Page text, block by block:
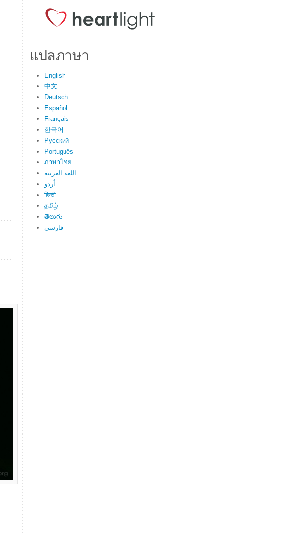
แปลภาษา
English
中文
Deutsch
Español
Français
한국어
Русский
Português
ภาษาไทย
اللغة العربية
اُردو
हिन्दी
தமிழ்
తెలుగు
فارسی